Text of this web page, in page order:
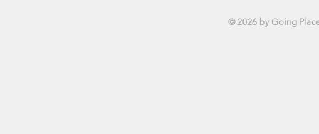
© 2026 by Going